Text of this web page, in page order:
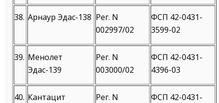
38. Арнаур Эдас-138 Рег. N
002997/02
ФСП 42-0431-
3599-02
39. Менолет
Эдас-139
Рег. N
003000/02
ФСП 42-0431-
4396-03
40. Кантацит
Рег. N
ФСП 42-0431-